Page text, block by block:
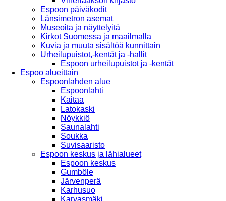
Espoon päiväkodit
Länsimetron asemat
Museoita ja näyttelyitä
Kirkot Suomessa ja maailmalla
Kuvia ja muuta sisältöä kunnittain
Urheilupuistot,-kentät ja -hallit
Espoon urheilupuistot ja -kentät
Espoo alueittain
Espoonlahden alue
Espoonlahti
Kaitaa
Latokaski
Nöykkiö
Saunalahti
Soukka
Suvisaaristo
Espoon keskus ja lähialueet
Espoon keskus
Gumböle
Järvenperä
Karhusuo
Karvasmäki